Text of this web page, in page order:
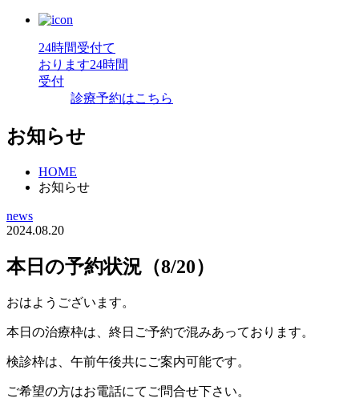
24時間受付て
おります24時間
受付
診療予約はこちら
お知らせ
HOME
お知らせ
news
2024.08.20
本日の予約状況（8/20）
おはようございます。
本日の治療枠は、終日ご予約で混みあっております。
検診枠は、午前午後共にご案内可能です。
ご希望の方はお電話にてご問合せ下さい。